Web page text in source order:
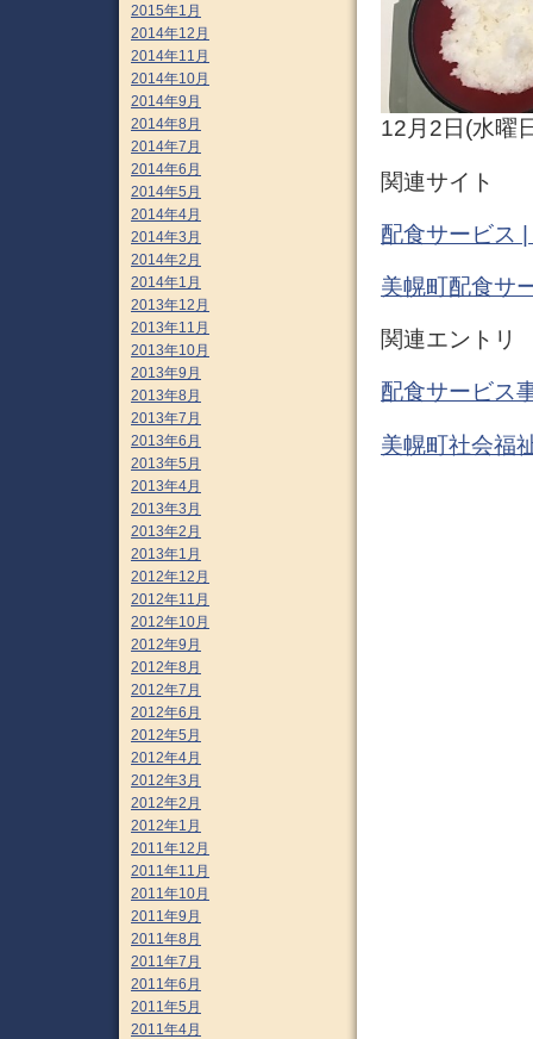
12月2日(水曜
関連サイト
配食サービス
美幌町配食サ
関連エントリ
配食サービス
美幌町社会福
2015年1月
2014年12月
2014年11月
2014年10月
2014年9月
2014年8月
2014年7月
2014年6月
2014年5月
2014年4月
2014年3月
2014年2月
2014年1月
2013年12月
2013年11月
2013年10月
2013年9月
2013年8月
2013年7月
2013年6月
2013年5月
2013年4月
2013年3月
2013年2月
2013年1月
2012年12月
2012年11月
2012年10月
2012年9月
2012年8月
2012年7月
2012年6月
2012年5月
2012年4月
2012年3月
2012年2月
2012年1月
2011年12月
2011年11月
2011年10月
2011年9月
2011年8月
2011年7月
2011年6月
2011年5月
2011年4月